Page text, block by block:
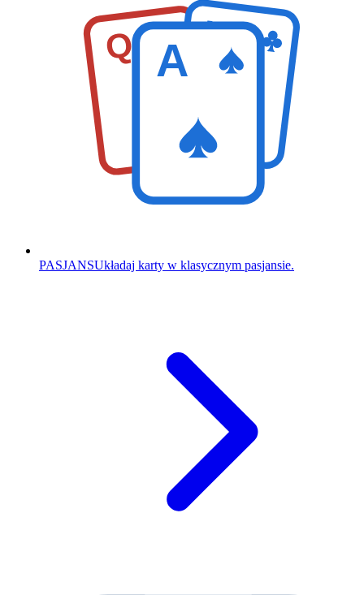
Q K
A
PASJANSUkładaj karty w klasycznym pasjansie.